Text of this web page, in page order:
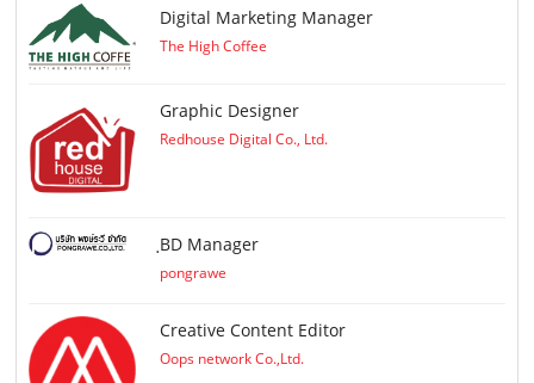
Digital Marketing Manager
The High Coffee
Graphic Designer
Redhouse Digital Co., Ltd.
ฺBD Manager
pongrawe
Creative Content Editor
Oops network Co.,Ltd.